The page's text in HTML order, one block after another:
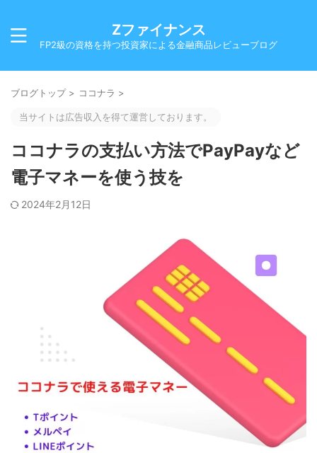
Zファイナンス
FP2級の資格を持つ投資家による金融商品レビューブログ
ブログトップ > ココナラ >
当サイトは広告収入を得て運営しております。
ココナラの支払い方法でPayPayなど
電子マネーを使う技を
2024年2月12日